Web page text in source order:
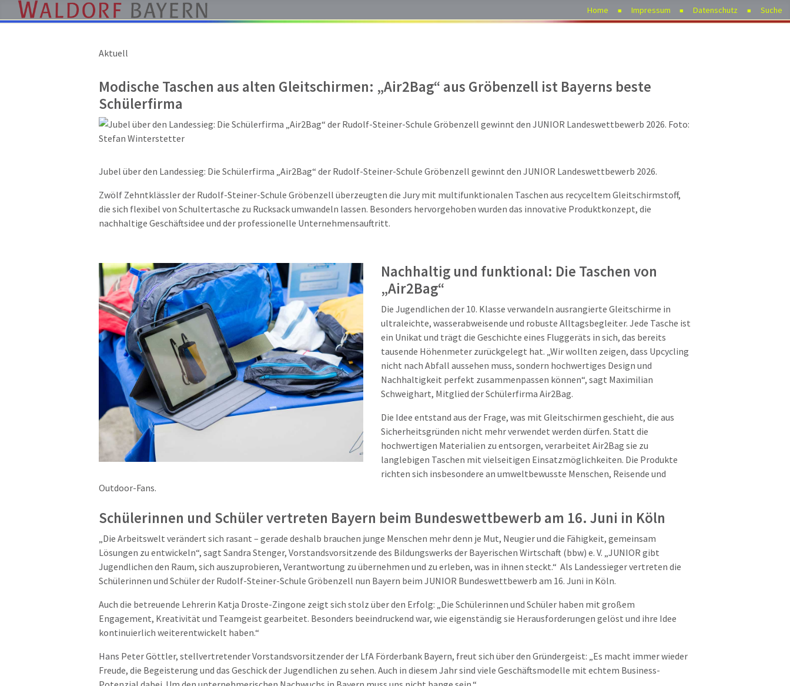
Home Impressum Datenschutz Suche
Aktuell
Modische Taschen aus alten Gleitschirmen: „Air2Bag“ aus Gröbenzell ist Bayerns beste
Schülerfirma
Jubel über den Landessieg: Die Schülerfirma „Air2Bag“ der Rudolf-Steiner-Schule Gröbenzell gewinnt den JUNIOR Landeswettbewerb 2026.
Zwölf Zehntklässler der Rudolf-Steiner-Schule Gröbenzell überzeugten die Jury mit multifunktionalen Taschen aus recyceltem Gleitschirmstoff,
die sich flexibel von Schultertasche zu Rucksack umwandeln lassen. Besonders hervorgehoben wurden das innovative Produktkonzept, die
nachhaltige Geschäftsidee und der professionelle Unternehmensauftritt.
Nachhaltig und funktional: Die Taschen von
„Air2Bag“
Die Jugendlichen der 10. Klasse verwandeln ausrangierte Gleitschirme in
ultraleichte, wasserabweisende und robuste Alltagsbegleiter. Jede Tasche ist
ein Unikat und trägt die Geschichte eines Fluggeräts in sich, das bereits
tausende Höhenmeter zurückgelegt hat. „Wir wollten zeigen, dass Upcycling
nicht nach Abfall aussehen muss, sondern hochwertiges Design und
Nachhaltigkeit perfekt zusammenpassen können“, sagt Maximilian
Schweighart, Mitglied der Schülerfirma Air2Bag.
Die Idee entstand aus der Frage, was mit Gleitschirmen geschieht, die aus
Sicherheitsgründen nicht mehr verwendet werden dürfen. Statt die
hochwertigen Materialien zu entsorgen, verarbeitet Air2Bag sie zu
langlebigen Taschen mit vielseitigen Einsatzmöglichkeiten. Die Produkte
richten sich insbesondere an umweltbewusste Menschen, Reisende und
Outdoor-Fans.
Schülerinnen und Schüler vertreten Bayern beim Bundeswettbewerb am 16. Juni in Köln
„Die Arbeitswelt verändert sich rasant – gerade deshalb brauchen junge Menschen mehr denn je Mut, Neugier und die Fähigkeit, gemeinsam
Lösungen zu entwickeln“, sagt Sandra Stenger, Vorstandsvorsitzende des Bildungswerks der Bayerischen Wirtschaft (bbw) e. V. „JUNIOR gibt
Jugendlichen den Raum, sich auszuprobieren, Verantwortung zu übernehmen und zu erleben, was in ihnen steckt.“ Als Landessieger vertreten die
Schülerinnen und Schüler der Rudolf-Steiner-Schule Gröbenzell nun Bayern beim JUNIOR Bundeswettbewerb am 16. Juni in Köln.
Auch die betreuende Lehrerin Katja Droste-Zingone zeigt sich stolz über den Erfolg: „Die Schülerinnen und Schüler haben mit großem
Engagement, Kreativität und Teamgeist gearbeitet. Besonders beeindruckend war, wie eigenständig sie Herausforderungen gelöst und ihre Idee
kontinuierlich weiterentwickelt haben.“
Hans Peter Göttler, stellvertretender Vorstandsvorsitzender der LfA Förderbank Bayern, freut sich über den Gründergeist: „Es macht immer wieder
Freude, die Begeisterung und das Geschick der Jugendlichen zu sehen. Auch in diesem Jahr sind viele Geschäftsmodelle mit echtem Business-